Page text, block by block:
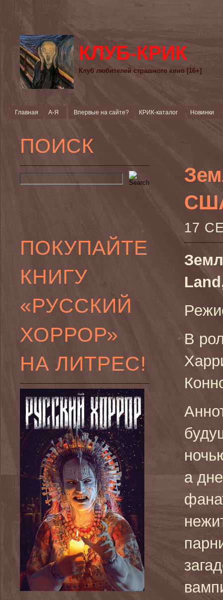
КЛУБ-КРИК
Клуб любителей страшного кино [16+]
Главная А-Я Впервые на сайте? КРИК-каталог Новинки
ПОИСК
ПОКУПАЙТЕ
КНИГУ
«РУССКИЙ
ХОРРОР»
НА ЛИТРЕС!
17
В
а